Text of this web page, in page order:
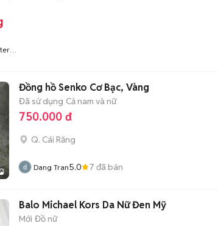
Đồng hồ Senko Cơ Bạc, Vàng
Đã sử dụng Cả nam và nữ
750.000 đ
Q. Cái Răng
Dang Tran5.0 7 đã bán
Balo Michael Kors Da Nữ Đen Mỹ
Mới Đồ nữ